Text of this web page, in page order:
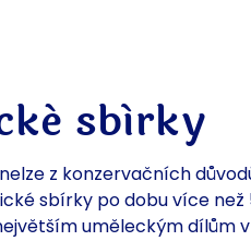
sbírky
z konzervačních
sbírky po dobu více než
uměleckým dílům v